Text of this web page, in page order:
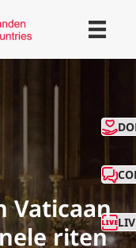
Vaticaan
riten